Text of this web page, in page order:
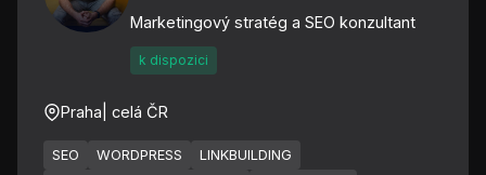
Marketingový stratég a SEO konzultant
k dispozici
Praha | celá ČR
SEO WORDPRESS
LINKBUILDING